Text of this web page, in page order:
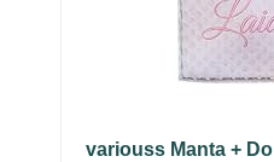
variouss Manta +